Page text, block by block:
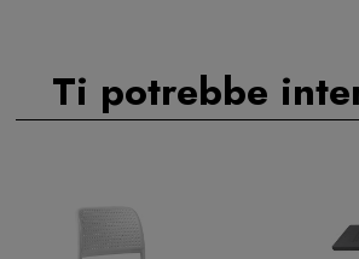
Ti potrebbe